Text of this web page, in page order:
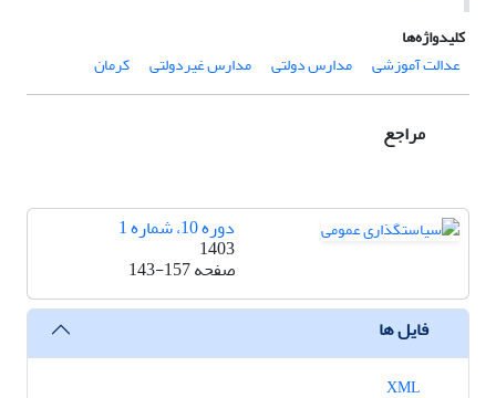
کلیدواژه‌ها
عدالت آموزشی
مدارس دولتی مدارس غیردولتی کرمان
مراجع
دوره 10، شماره 1
1403
صفحه143-157
فایل ها